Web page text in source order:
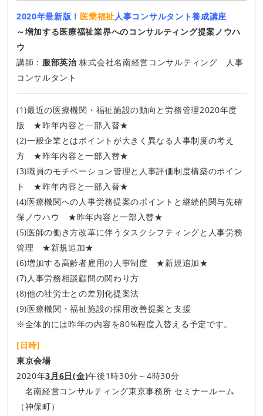
2020年最新版！ 医業福祉人事コンサルタント養成講座
～増加する医療福祉業界へのコンサルティング提案ノウハ
ウ
講師： 服部英治株式会社名南経営コンサルティング 人事
コンサルタント
(1)最近の医療機関・福祉施設の動向と労務管理2020年度
版 ★昨年内容と一部入替★
(2)一般企業とはポイントが大きく異なる人事制度の考え
方 ★昨年内容と一部入替★
(3)職員のモチベーション管理と人事評価制度構築のポイン
ト ★昨年内容と一部入替★
(4)医療機関への人事労務提案のポイントと継続的関与先確
保ノウハウ ★昨年内容と一部入替★
(5)医師の働き方改革に伴うタスクシフティングと人事労務
管理 ★新規追加★
(6)増加する高齢者雇用の人事制度 ★新規追加★
(7)人事労務相談顧問の関わり方
(8)他の社労士との差別化提案法
(9)医療機関・福祉施設の採用改善提案と支援
※全体的には昨年の内容を80%程度入替える予定です。
[日時]
東京会場
2020年3月6日(金)午後1時30分～4時30分
名南経営コンサルティング東京事務所 セミナールーム
（神保町）